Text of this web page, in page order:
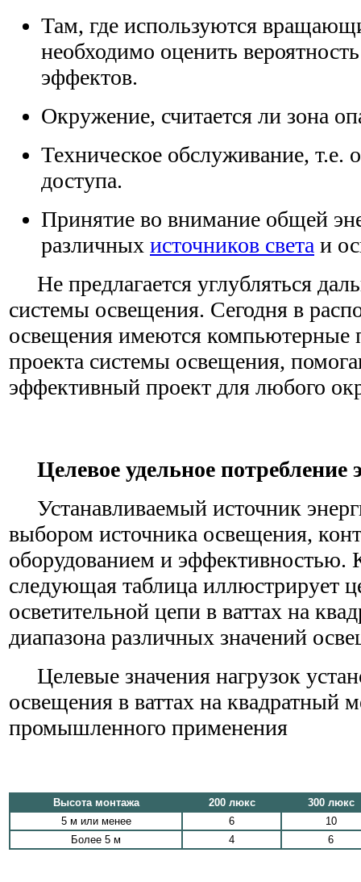
Там, где используются
необходимо оценить
эффектов.
Окружение, считается ли зона
Техническое обслуживание, т.е.
доступа.
Принятие во внимание общей
различных источников света и
Не предлагается углубляться
системы освещения. Сегодня в
освещения имеются компьютерные
проекта системы освещения,
эффективный проект для любого
Целевое удельное
Устанавливаемый источник
выбором источника освещения,
оборудованием и эффективностью.
следующая таблица иллюстрирует
осветительной цепи в ваттах на
диапазона различных значений
Целевые значения нагрузок
освещения в ваттах на квадратный
промышленного применения
Высота монтажа 200 люкс
300 люкс
5 м или менее
6
10
Более 5 м
4 6